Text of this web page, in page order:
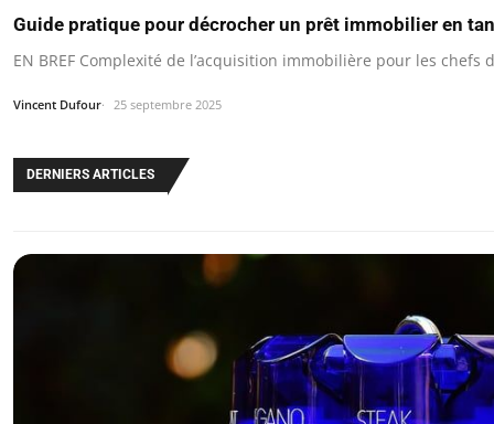
Guide pratique pour décrocher un prêt immobilier en
EN BREF Complexité de l’acquisition immobilière pour les chefs
Vincent Dufour 25 septembre 2025
DERNIERS ARTICLES